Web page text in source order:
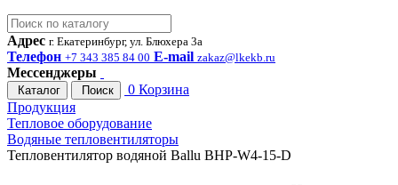
Адрес г. Екатеринбург, ул. Блюхера 3а
Телефон +7 343 385 84 00 E-mail zakaz@lkekb.ru
Мессенджеры
Каталог Поиск 0 Корзина
Продукция
Тепловое оборудование
Водяные тепловентиляторы
Тепловентилятор водяной Ballu BHP-W4-15-D